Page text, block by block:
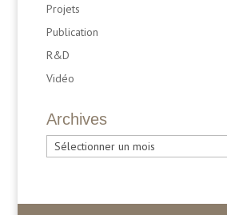
Projets
Publication
R&D
Vidéo
Archives
Archives